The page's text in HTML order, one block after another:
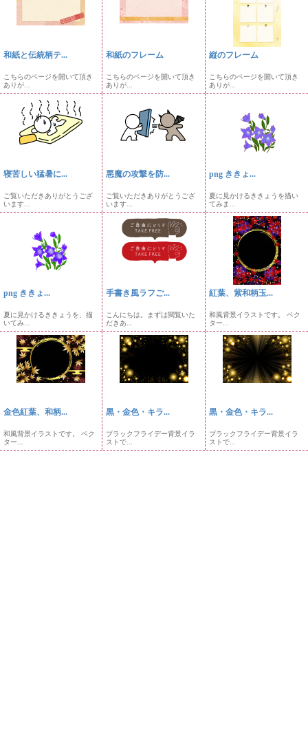
和紙と伝統柄テ...
こちらのページを開いて頂き
ありが...
和紙のフレーム
こちらのページを開いて頂き
ありが...
縦のフレーム
こちらのページを開いて頂き
ありが...
寝苦しい猛暑に...
ご覧いただきありがとうござ
います...
悪魔の攻撃を防...
ご覧いただきありがとうござ
います...
png ききょ...
夏に見かけるききょうを描い
てみま...
png ききょ...
夏に見かけるききょうを、描
いてみ...
手書き風ラフご...
こんにちは。まずは閲覧いた
だきあ...
紅葉、紫和柄玉...
和風背景イラストです。 ベク
ター...
金色紅葉、和柄...
和風背景イラストです。 ベク
ター...
黒・金色・キラ...
ブラックフライデー背景イラ
ストで...
黒・金色・キラ...
ブラックフライデー背景イラ
ストで...